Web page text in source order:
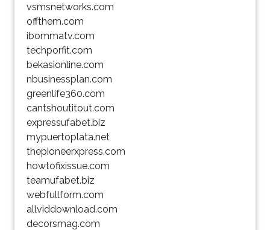
vsmsnetworks.com
offthem.com
ibommatv.com
techporfit.com
bekasionline.com
nbusinessplan.com
greenlife360.com
cantshoutitout.com
expressufabet.biz
mypuertoplata.net
thepioneerxpress.com
howtofixissue.com
teamufabet.biz
webfullform.com
allviddownload.com
decorsmag.com